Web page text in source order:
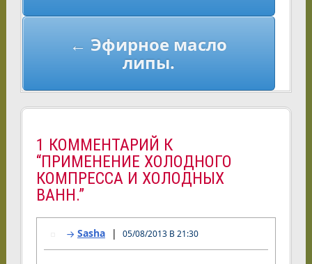
← Эфирное масло
липы.
1 КОММЕНТАРИЙ К
“ПРИМЕНЕНИЕ ХОЛОДНОГО
КОМПРЕССА И ХОЛОДНЫХ
ВАНН.”
Sasha 05/08/2013 В 21:30